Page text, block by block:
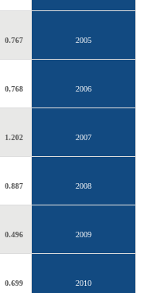
2005
0.767
2006
0,768
2007
1.202
2008
0.887
2009
0.496
2010
0.699